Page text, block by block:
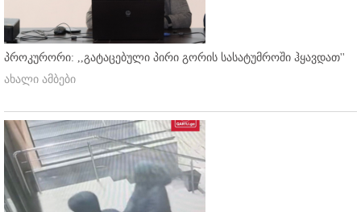
პროკურორი: ,,გატაცებული პირი გორის სასატუმროში ჰყავდათ''
ახალი ამბები